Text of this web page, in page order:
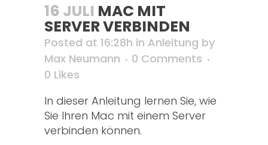
16 JULI MAC MIT
SERVER VERBINDEN
Posted at 16:28h in Anleitung by
Max Neumann
0 Comments
0 Likes
In dieser Anleitung lernen Sie, wie
Sie Ihren Mac mit einem Server
verbinden können.